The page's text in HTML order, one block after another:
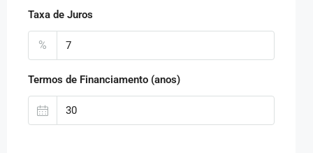
Taxa de Juros
%
Termos de Financiamento (anos)